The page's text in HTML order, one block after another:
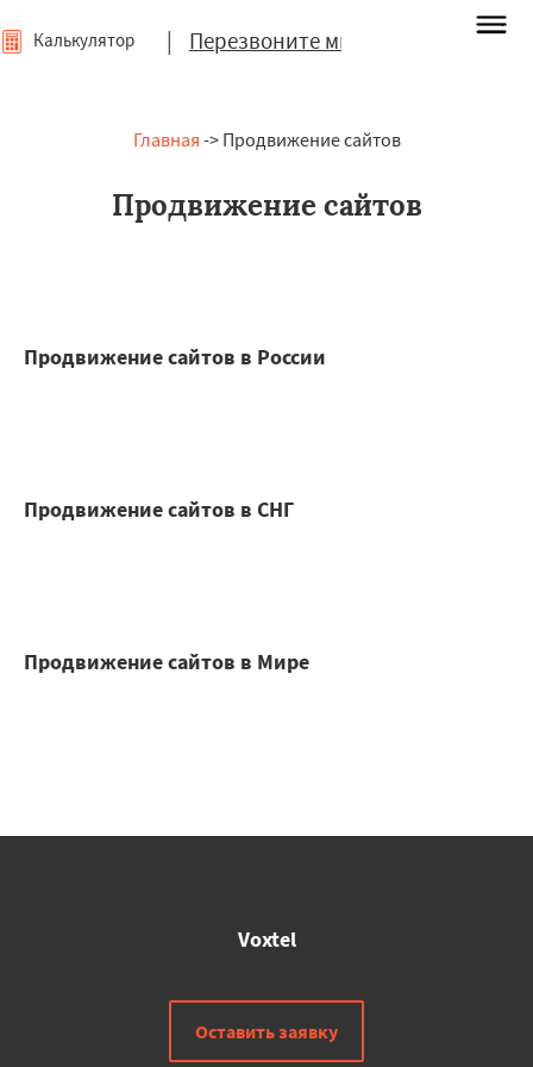
| Перезвоните мне
Калькулятор
Главная -> Продвижение сайтов
Продвижение сайтов
Продвижение сайтов в России
Продвижение сайтов в СНГ
Продвижение сайтов в Мире
Voxtel
Оставить заявку